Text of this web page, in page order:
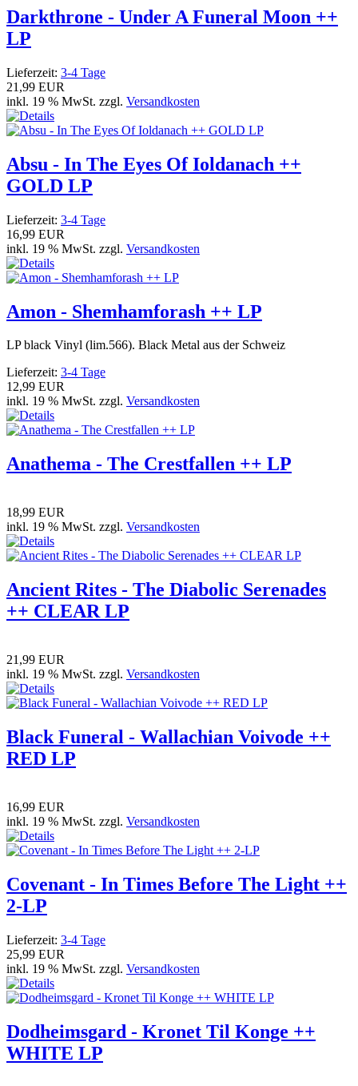
Darkthrone - Under A Funeral Moon ++
LP
Lieferzeit: 3-4 Tage
21,99 EUR
inkl. 19 % MwSt. zzgl. Versandkosten
Absu - In The Eyes Of Ioldanach ++
GOLD LP
Lieferzeit: 3-4 Tage
16,99 EUR
inkl. 19 % MwSt. zzgl. Versandkosten
Amon - Shemhamforash ++ LP
LP black Vinyl (lim.566). Black Metal aus der Schweiz
Lieferzeit: 3-4 Tage
12,99 EUR
inkl. 19 % MwSt. zzgl. Versandkosten
Anathema - The Crestfallen ++ LP
18,99 EUR
inkl. 19 % MwSt. zzgl. Versandkosten
Ancient Rites - The Diabolic Serenades
++ CLEAR LP
21,99 EUR
inkl. 19 % MwSt. zzgl. Versandkosten
Black Funeral - Wallachian Voivode ++
RED LP
16,99 EUR
inkl. 19 % MwSt. zzgl. Versandkosten
Covenant - In Times Before The Light ++
2-LP
Lieferzeit: 3-4 Tage
25,99 EUR
inkl. 19 % MwSt. zzgl. Versandkosten
Dodheimsgard - Kronet Til Konge ++
WHITE LP